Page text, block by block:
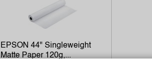
EPSON 44" Singleweight
Matte Paper 120g,...